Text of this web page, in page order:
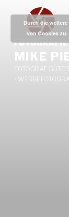
Inhalt
springen
MIKE
FOTOGRAF
•
Durch die
von Cookies zu.